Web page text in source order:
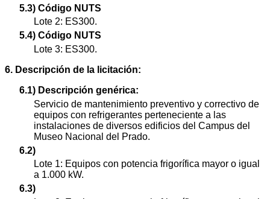
5.3) Código NUTS
Lote 2: ES300.
5.4) Código NUTS
Lote 3: ES300.
6. Descripción de la licitación:
6.1) Descripción genérica:
Servicio de mantenimiento preventivo y correctivo de
equipos con refrigerantes perteneciente a las
instalaciones de diversos edificios del Campus del
Museo Nacional del Prado.
6.2)
Lote 1: Equipos con potencia frigorífica mayor o igual
a 1.000 kW.
6.3)